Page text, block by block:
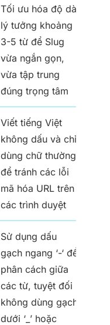
Tối ưu hóa độ dài
lý tưởng khoảng
3-5 từ để Slug
vừa ngắn gọn,
vừa tập trung
đúng trọng tâm
Viết tiếng Việt
không dấu và chỉ
dùng chữ thường
để tránh các lỗi
mã hóa URL trên
các trình duyệt
Sử dụng dấu
gạch ngang ‘-‘ để
phân cách giữa
các từ, tuyệt đối
không dùng gạch
dưới ‘_’ hoặc